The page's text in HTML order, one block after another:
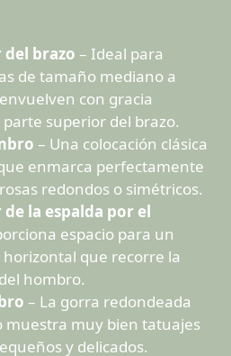
brazo – Ideal para
de tamaño mediano a
con gracia
superior del brazo.
– Una colocación clásica
enmarca perfectamente
redondos o simétricos.
la espalda por el
espacio para un
que recorre la
hombro.
– La gorra redondeada
muestra muy bien tatuajes
y delicados.